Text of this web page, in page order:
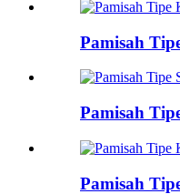
Pamisah
Pamisah
Pamisah